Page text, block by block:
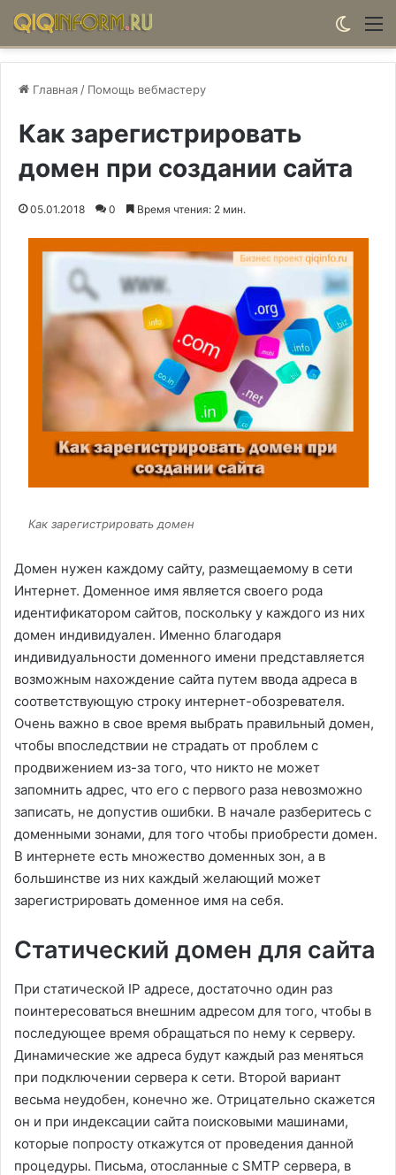
Главная / Помощь вебмастеру
Как зарегистрировать
домен при создании сайта
05.01.2018 0 Время чтения: 2 мин.
Как зарегистрировать домен
Домен нужен каждому сайту, размещаемому в сети
Интернет. Доменное имя является своего рода
идентификатором сайтов, поскольку у каждого из них
домен индивидуален. Именно благодаря
индивидуальности доменного имени представляется
возможным нахождение сайта путем ввода адреса в
соответствующую строку интернет-обозревателя.
Очень важно в свое время выбрать правильный домен,
чтобы впоследствии не страдать от проблем с
продвижением из-за того, что никто не может
запомнить адрес, что его с первого раза невозможно
записать, не допустив ошибки. В начале разберитесь с
доменными зонами, для того чтобы приобрести домен.
В интернете есть множество доменных зон, а в
большинстве из них каждый желающий может
зарегистрировать доменное имя на себя.
Статический домен для сайта
При статической IP адресе, достаточно один раз
поинтересоваться внешним адресом для того, чтобы в
последующее время обращаться по нему к серверу.
Динамические же адреса будут каждый раз меняться
при подключении сервера к сети. Второй вариант
весьма неудобен, конечно же. Отрицательно скажется
он и при индексации сайта поисковыми машинами,
которые попросту откажутся от проведения данной
процедуры. Письма, отосланные с SMTP сервера, в